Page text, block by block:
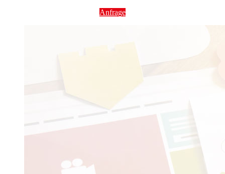
Anfrage